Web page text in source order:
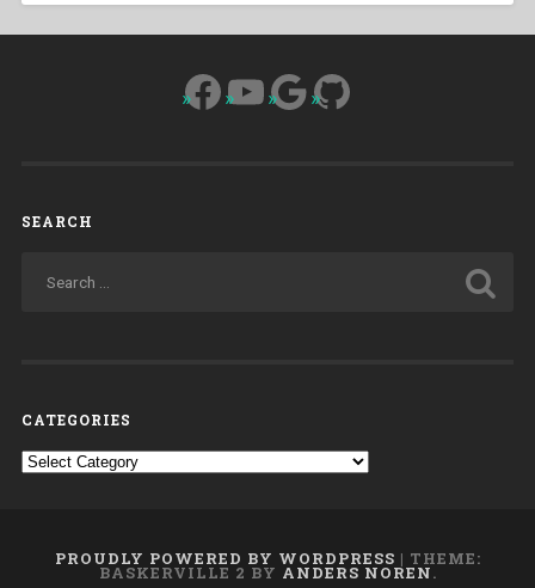
Facebook
YouTube
Google
GitHub
SEARCH
CATEGORIES
Categories
PROUDLY POWERED BY WORDPRESS | THEME:
BASKERVILLE 2 BY ANDERS NOREN.